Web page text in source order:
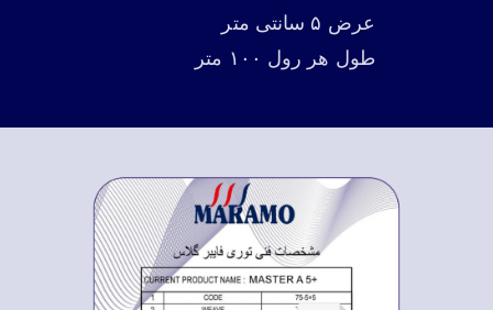
عرض ۵ سانتی متر
طول هر رول ۱۰۰ متر